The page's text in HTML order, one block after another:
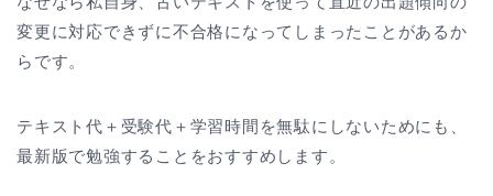
変更に対応できずに不合格になってしまったことがあるか
らです。
テキスト代＋受験代＋学習時間を無駄にしないためにも、
最新版で勉強することをおすすめします。